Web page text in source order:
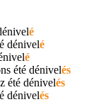
é
dénivelé
é
été dénivelés
été dénivelés
dénivelés